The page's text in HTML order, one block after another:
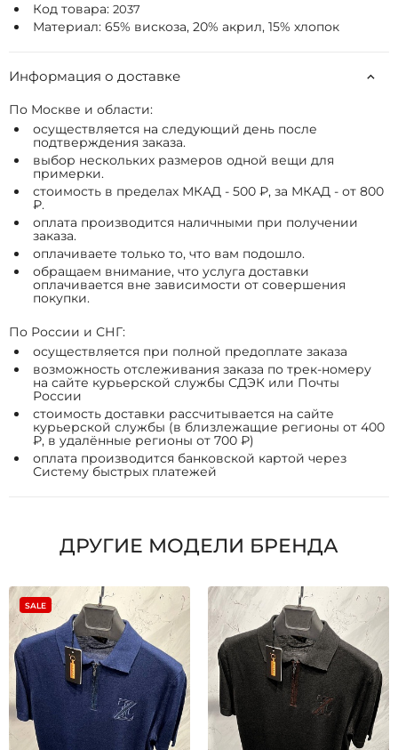
Код товара: 2037
Материал: 65% вискоза, 20% акрил, 15% хлопок
Информация о доставке
По Москве и области:
осуществляется на следующий день после
подтверждения заказа.
выбор нескольких размеров одной вещи для
примерки.
стоимость в пределах МКАД - 500 ₽, за МКАД - от 800
₽.
оплата производится наличными при получении
заказа.
оплачиваете только то, что вам подошло.
обращаем внимание, что услуга доставки
оплачивается вне зависимости от совершения
покупки.
По России и СНГ:
осуществляется при полной предоплате заказа
возможность отслеживания заказа по трек-номеру
на сайте курьерской службы СДЭК или Почты
России
стоимость доставки рассчитывается на сайте
курьерской службы (в близлежащие регионы от 400
₽, в удалённые регионы от 700 ₽)
оплата производится банковской картой через
Систему быстрых платежей
ДРУГИЕ МОДЕЛИ БРЕНДА
SALE